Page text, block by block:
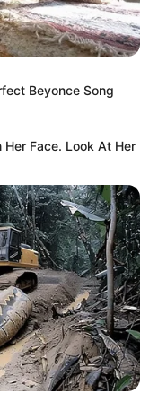
que le
informado, por
de Alerta.
Beyonce Song
Her Face. Look At Her